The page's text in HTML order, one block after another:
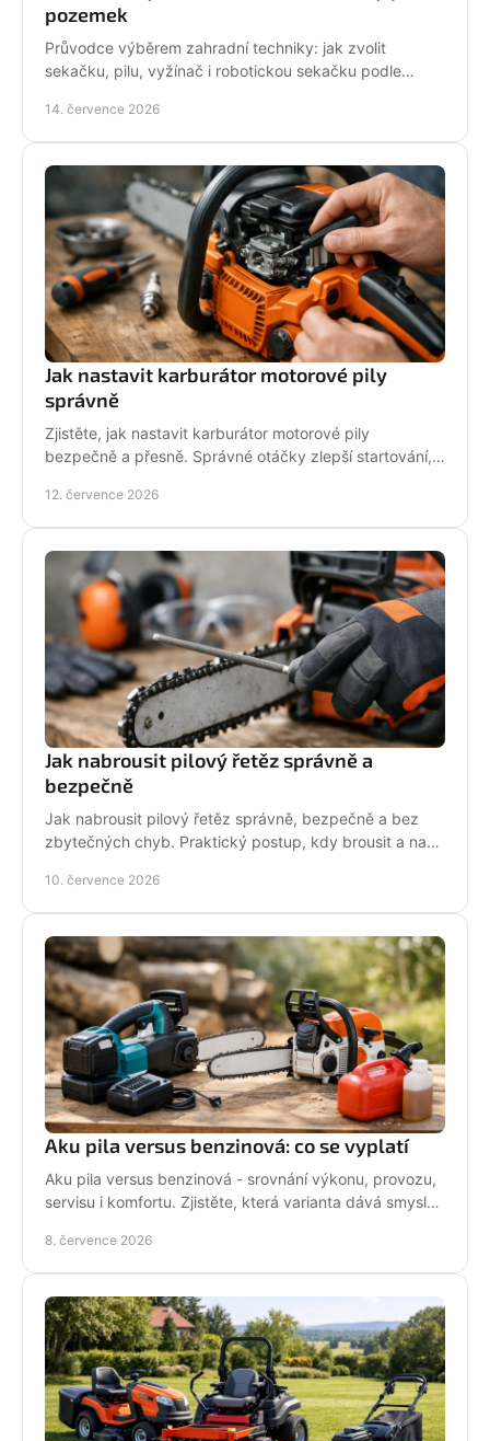
pozemek
Průvodce výběrem zahradní techniky: jak zvolit
sekačku, pilu, vyžínač i robotickou sekačku podle
podpory.
14. července 2026
Jak nastavit karburátor motorové pily
správně
Zjistěte, jak nastavit karburátor motorové pily
bezpečně a přesně. Správné otáčky zlepší startování,
12. července 2026
Jak nabrousit pilový řetěz správně a
bezpečně
Jak nabrousit pilový řetěz správně, bezpečně a bez
zbytečných chyb. Praktický postup, kdy brousit a na
10. července 2026
Aku pila versus benzinová: co se vyplatí
Aku pila versus benzinová - srovnání výkonu, provozu,
servisu i komfortu. Zjistěte, která varianta dává smysl
8. července 2026